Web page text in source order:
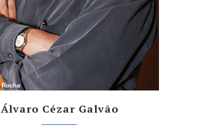
Álvaro Cézar Galvão